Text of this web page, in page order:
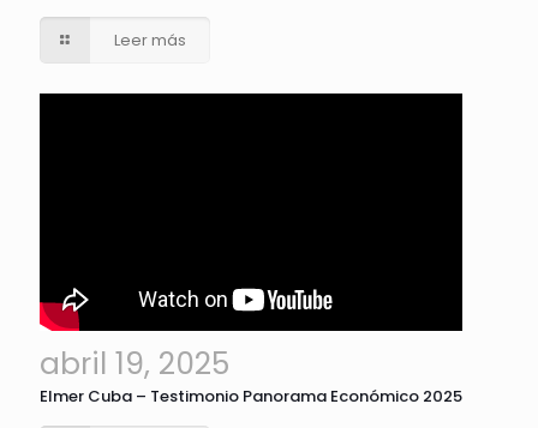
Leer más
abril 19, 2025
Elmer Cuba – Testimonio Panorama Económico 2025